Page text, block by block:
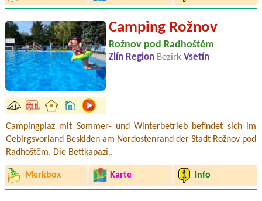
Camping Rožnov
Rožnov pod Radhoštěm
Zlín Region Bezirk Vsetín
Campingplaz mit Sommer- und Winterbetrieb befindet sich im
Gebirgsvorland Beskiden am Nordostenrand der Stadt Rožnov pod
Radhoštěm. Die Bettkapazi..
Merkbox Karte Info